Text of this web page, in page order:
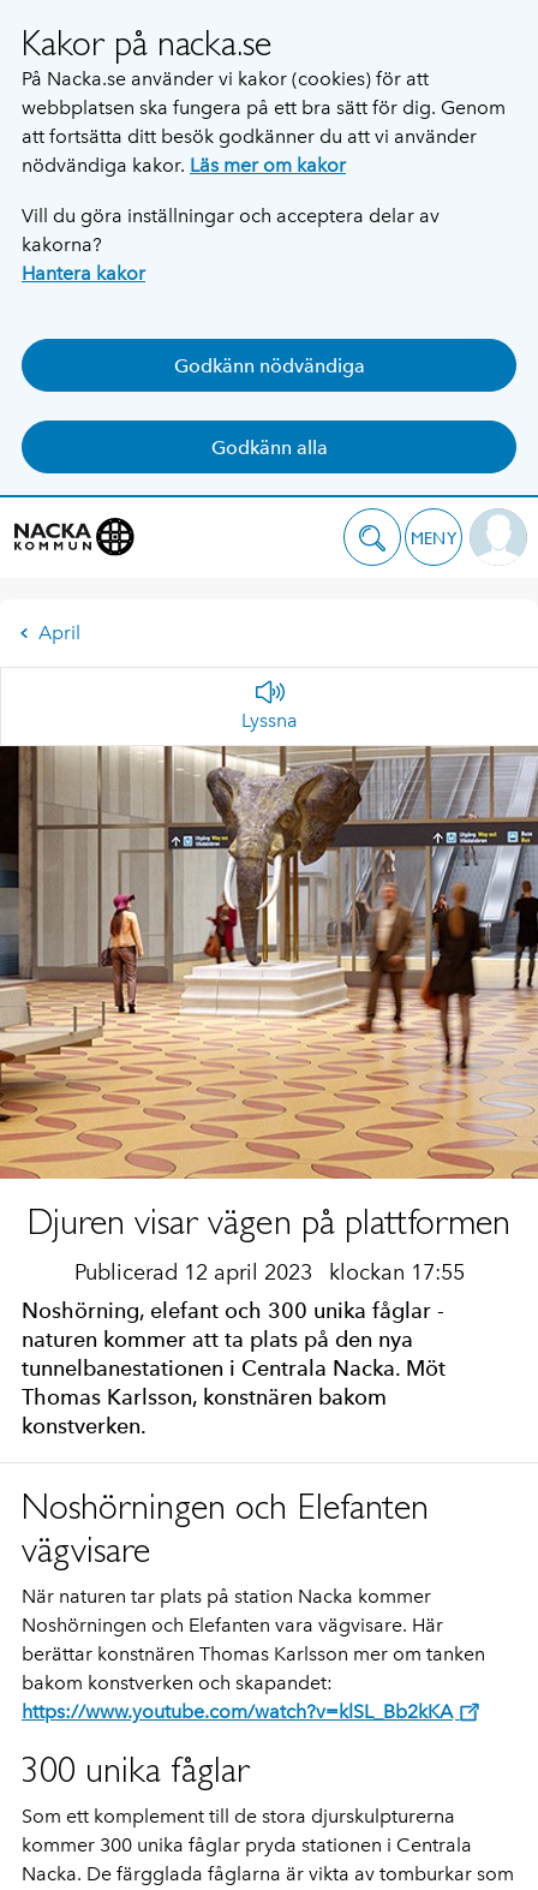
Kakor på nacka.se
På Nacka.se använder vi kakor (cookies) för att
webbplatsen ska fungera på ett bra sätt för dig. Genom
att fortsätta ditt besök godkänner du att vi använder
nödvändiga kakor. Läs mer om kakor
Vill du göra inställningar och acceptera delar av
kakorna?
Hantera kakor
Godkänn nödvändiga
Godkänn alla
MENY
April
Lyssna
Djuren visar vägen på plattformen
Publicerad 12 april 2023 klockan 17:55
Noshörning, elefant och 300 unika fåglar -
naturen kommer att ta plats på den nya
tunnelbanestationen i Centrala Nacka. Möt
Thomas Karlsson, konstnären bakom
konstverken.
Noshörningen och Elefanten
vägvisare
När naturen tar plats på station Nacka kommer
Noshörningen och Elefanten vara vägvisare. Här
berättar konstnären Thomas Karlsson mer om tanken
bakom konstverken och skapandet:
https://www.youtube.com/watch?v=klSL_Bb2kKA
300 unika fåglar
Som ett komplement till de stora djurskulpturerna
kommer 300 unika fåglar pryda stationen i Centrala
Nacka. De färgglada fåglarna är vikta av tomburkar som